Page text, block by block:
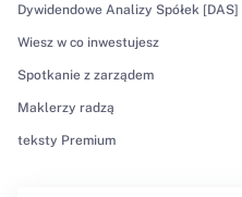
Dywidendowe Analizy Spółek [DAS]
Wiesz w co inwestujesz
Spotkanie z zarządem
Maklerzy radzą
teksty Premium